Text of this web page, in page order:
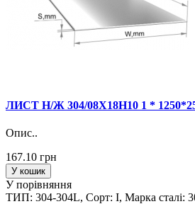
ЛИСТ Н/Ж 304/08Х18Н10 1 *
Опис..
167.10 грн
У кошик
У порівняння
ТИП: 304-304L, Сорт: I, Марка сталi: